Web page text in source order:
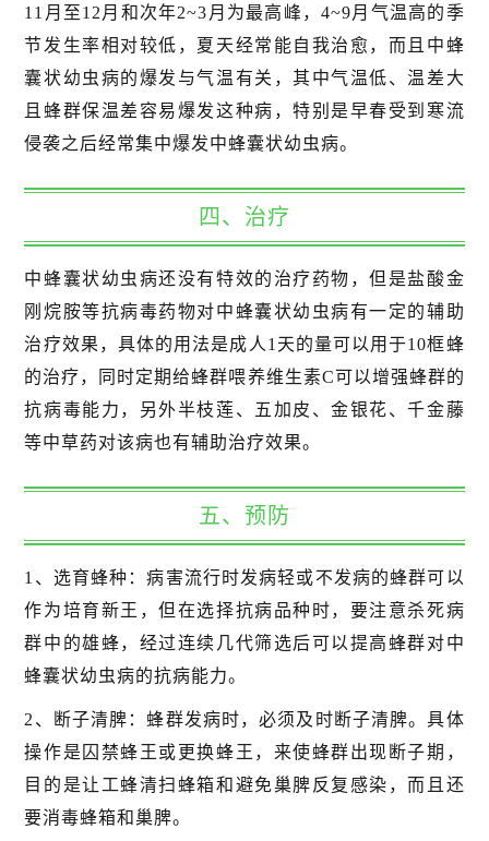
11月至12月和次年2~3月为最高峰，4~9月气温高的季
节发生率相对较低，夏天经常能自我治愈，而且中蜂
囊状幼虫病的爆发与气温有关，其中气温低、温差大
且蜂群保温差容易爆发这种病，特别是早春受到寒流
侵袭之后经常集中爆发中蜂囊状幼虫病。
四、治疗
中蜂囊状幼虫病还没有特效的治疗药物，但是盐酸金
刚烷胺等抗病毒药物对中蜂囊状幼虫病有一定的辅助
治疗效果，具体的用法是成人1天的量可以用于10框蜂
的治疗，同时定期给蜂群喂养维生素C可以增强蜂群的
抗病毒能力，另外半枝莲、五加皮、金银花、千金藤
等中草药对该病也有辅助治疗效果。
五、预防
1、选育蜂种：病害流行时发病轻或不发病的蜂群可以
作为培育新王，但在选择抗病品种时，要注意杀死病
群中的雄蜂，经过连续几代筛选后可以提高蜂群对中
蜂囊状幼虫病的抗病能力。
2、断子清脾：蜂群发病时，必须及时断子清脾。具体
操作是囚禁蜂王或更换蜂王，来使蜂群出现断子期，
目的是让工蜂清扫蜂箱和避免巢脾反复感染，而且还
要消毒蜂箱和巢脾。